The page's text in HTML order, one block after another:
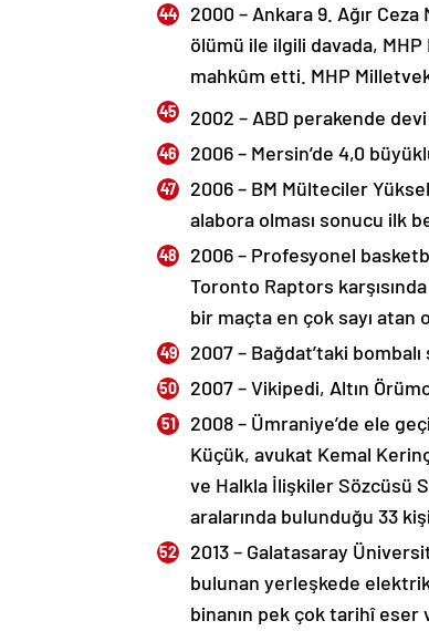
2000 – Ankara 9. Ağır
ölümü ile ilgili davada, MHP
mahkûm etti. MHP
2002 – ABD perakende
2006 – Mersin’de 4,0
2006 – BM Mülteciler
alabora olması sonucu ilk
2006 – Profesyonel
Toronto Raptors
bir maçta en çok sayı atan
2007 – Bağdat’taki bombalı
2007 – Vikipedi, Altın
2008 – Ümraniye’de ele
Küçük, avukat Kemal
ve Halkla İlişkiler Sözcüsü
aralarında bulunduğu 33 kişi
2013 – Galatasaray
bulunan yerleşkede elektrik
binanın pek çok tarihî